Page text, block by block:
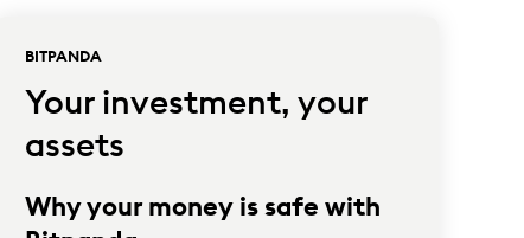
BITPANDA
Your investment, your
assets
Why your money is safe with